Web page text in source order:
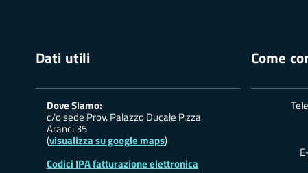
Dati utili
Dove Siamo:
c/o sede Prov. Palazzo Ducale P.zza
Aranci 35
(visualizza su google maps)
Codici IPA fatturazione elettronica
Come